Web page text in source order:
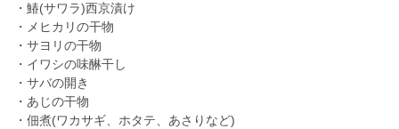
・鰆(サワラ)西京漬け
・メヒカリの干物
・サヨリの干物
・イワシの味醂干し
・サバの開き
・あじの干物
・佃煮(ワカサギ、ホタテ、あさりなど)